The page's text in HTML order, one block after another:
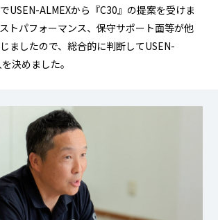
USEN-ALMEXから『C30』の提案を受けま
トパフォーマンス、保守サポート面等が他
ましたので、総合的に判断してUSEN-
決めました。